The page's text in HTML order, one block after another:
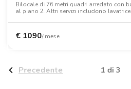
Bilocale di 76 metri quadri arredato con
al piano 2. Altri servizi includono
€ 1090/ mese
Precedente 1 di 3